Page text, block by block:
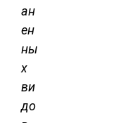
ан
ен
ны
х
ви
до